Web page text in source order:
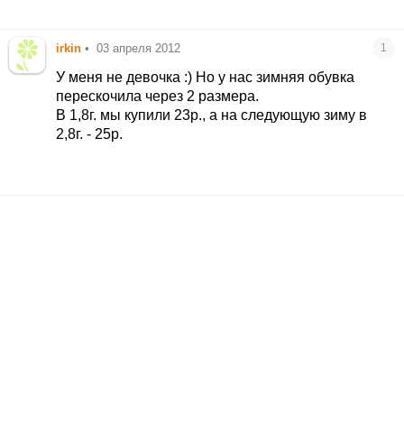
irkin • 03 апреля 2012 1
У меня не девочка :) Но у нас зимняя обувка
перескочила через 2 размера.
В 1,8г. мы купили 23р., а на следующую зиму в
2,8г. - 25р.